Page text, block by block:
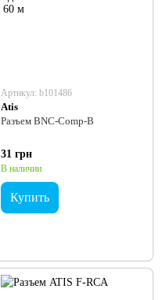
Артикул: b101486
Atis
Разъем BNC-Comp-B
31 грн
В наличии
Купить